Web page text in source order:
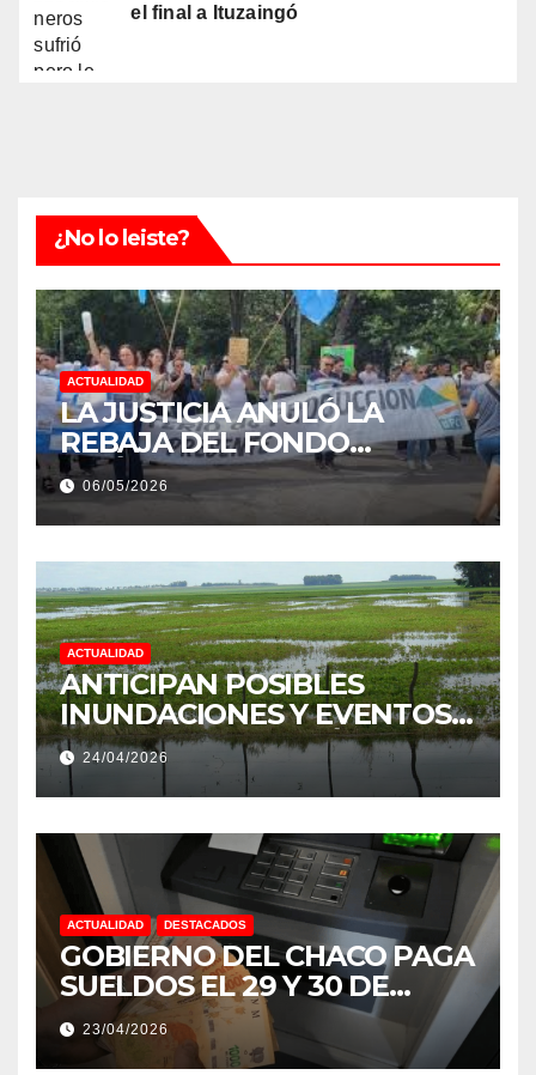
el final a Ituzaingó
¿No lo leiste?
ACTUALIDAD
LA JUSTICIA ANULÓ LA
REBAJA DEL FONDO
ESTÍMULO A EMPLEADOS DE
PRODUCCIÓN DE LA
PROVINCIA DEL CHACO
06/05/2026
ACTUALIDAD
ANTICIPAN POSIBLES
INUNDACIONES Y EVENTOS
EXTREMOS: “PODRÍA SER UN
NIÑO MUY IMPORTANTE”
24/04/2026
ACTUALIDAD DESTACADOS
GOBIERNO DEL CHACO PAGA
SUELDOS EL 29 Y 30 DE
ABRIL, CON EL 2% DE
AUMENTO
23/04/2026